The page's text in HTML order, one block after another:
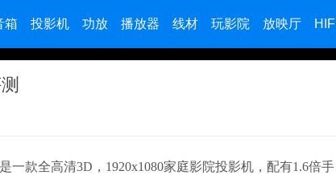
箱 投影机 功放 播放器 线材 玩影院 放映厅 HIFI
一款全高清3D，1920x1080家庭影院投影机，配有1.6倍手